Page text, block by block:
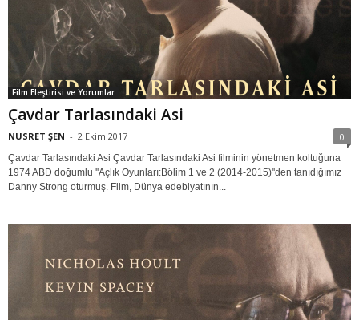
Film Eleştirisi ve Yorumlar
Çavdar Tarlasındaki Asi
NUSRET ŞEN - 2 Ekim 2017 0
Çavdar Tarlasındaki Asi Çavdar Tarlasındaki Asi filminin yönetmen koltuğuna
1974 ABD doğumlu ''Açlık Oyunları:Bölim 1 ve 2 (2014-2015)''den tanıdığımız
Danny Strong oturmuş. Film, Dünya edebiyatının...